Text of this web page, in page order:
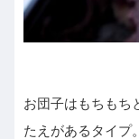
お団子はもちもち
たえがあるタイプ